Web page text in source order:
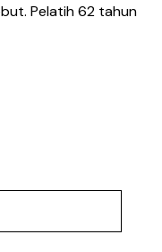
Pelatih 62 tahun